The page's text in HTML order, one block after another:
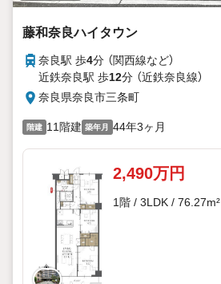
藤和奈良ハイタウン
奈良駅 歩4分 （関西線など）
近鉄奈良駅 歩12分 （近鉄奈良線）
奈良県奈良市三条町
階建 11階建 築年月 44年3ヶ月
2,490万円
1階 / 3LDK / 76.27m²